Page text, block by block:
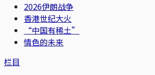
2026伊朗战争
香港世纪大火
“中国有稀土”
情色的未来
栏目